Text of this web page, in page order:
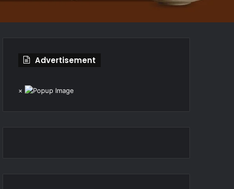
Advertisement
×